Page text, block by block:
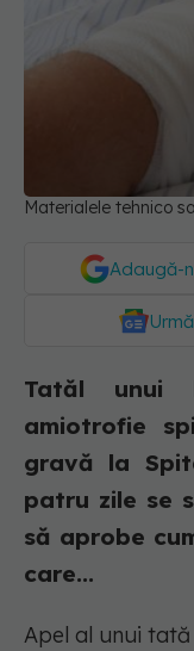
Materialele tehnico
Adaugă-
Tatăl unui
amiotrofie
gravă la
patru zile se
să aprobe
care...
Apel al unui